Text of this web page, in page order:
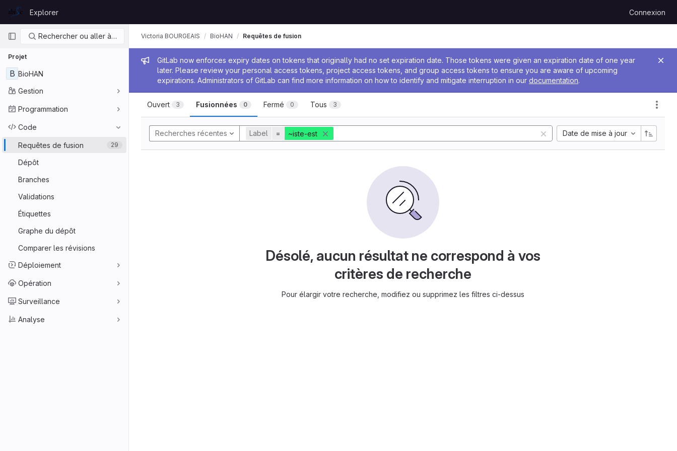
GitLab
Explorer Connexion
Navigation principale
Rechercher ou aller à…
Projet
B BioHAN
Gestion
Programmation
Code
Requêtes de fusion 29
Dépôt
Branches
Validations
Étiquettes
Graphe du dépôt
Comparer les révisions
Déploiement
Opération
Surveillance
Analyse
Message de l'administrateur
GitLab now enforces expiry dates on tokens that originally had no set expiration date. Those tokens were given an expiration date of one year
later. Please review your personal access tokens, project access tokens, and group access tokens to ensure you are aware of upcoming
expirations. Administrators of GitLab can find more information on how to identify and mitigate interruption in our documentation.
Victoria BOURGEAIS BioHAN Requêtes de fusion
Ouvert 3 Fusionnées 0 Fermé 0 Tous 3
Recherches récentes Label = ~iste-est Date de mise à jour
Désolé, aucun résultat ne correspond à vos
critères de recherche
Pour élargir votre recherche, modifiez ou supprimez les filtres ci-dessus